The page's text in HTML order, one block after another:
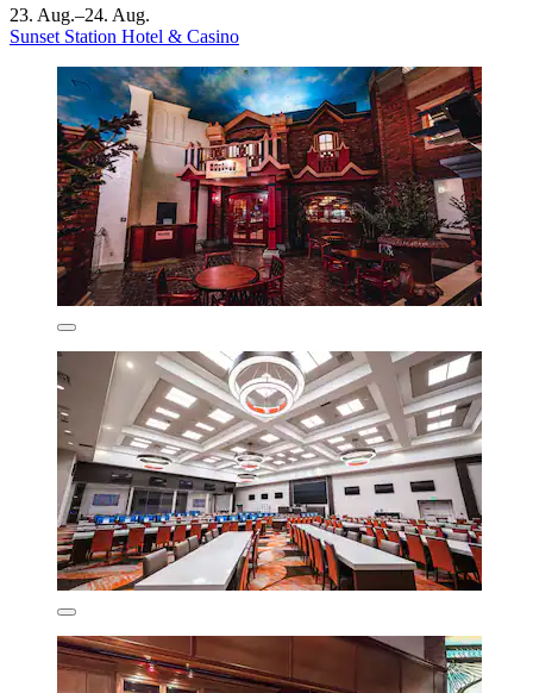
23. Aug.–24. Aug.
Sunset Station Hotel & Casino